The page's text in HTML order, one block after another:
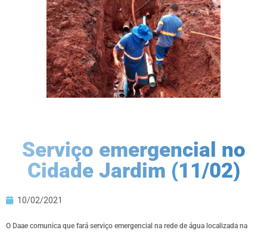
Serviço emergencial no
Cidade Jardim (11/02)
10/02/2021
O Daae comunica que fará serviço emergencial na rede de água localizada na